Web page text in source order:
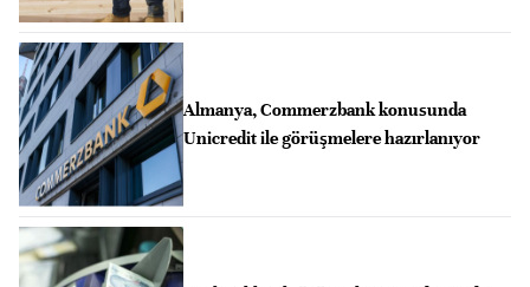
Almanya, Commerzbank konusunda
Unicredit ile görüşmelere hazırlanıyor